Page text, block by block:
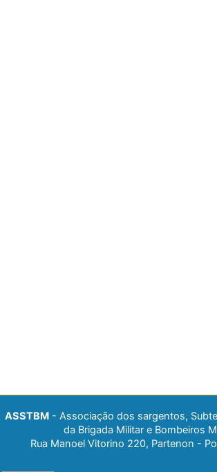
ASSTBM - Associação dos sargentos,
da Brigada Militar e Bombeiros
Rua Manoel Vitorino 220, Partenon -